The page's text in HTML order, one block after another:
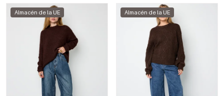
Almacén de la UE Almacén de la UE